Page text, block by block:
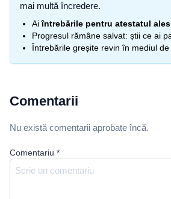
mai multă încredere.
Aiîntrebările pentru atestatul ales
Progresul rămâne salvat: știi ce ai
Întrebările greșite revin în mediul
Comentarii
Nu există comentarii aprobate încă.
Comentariu *